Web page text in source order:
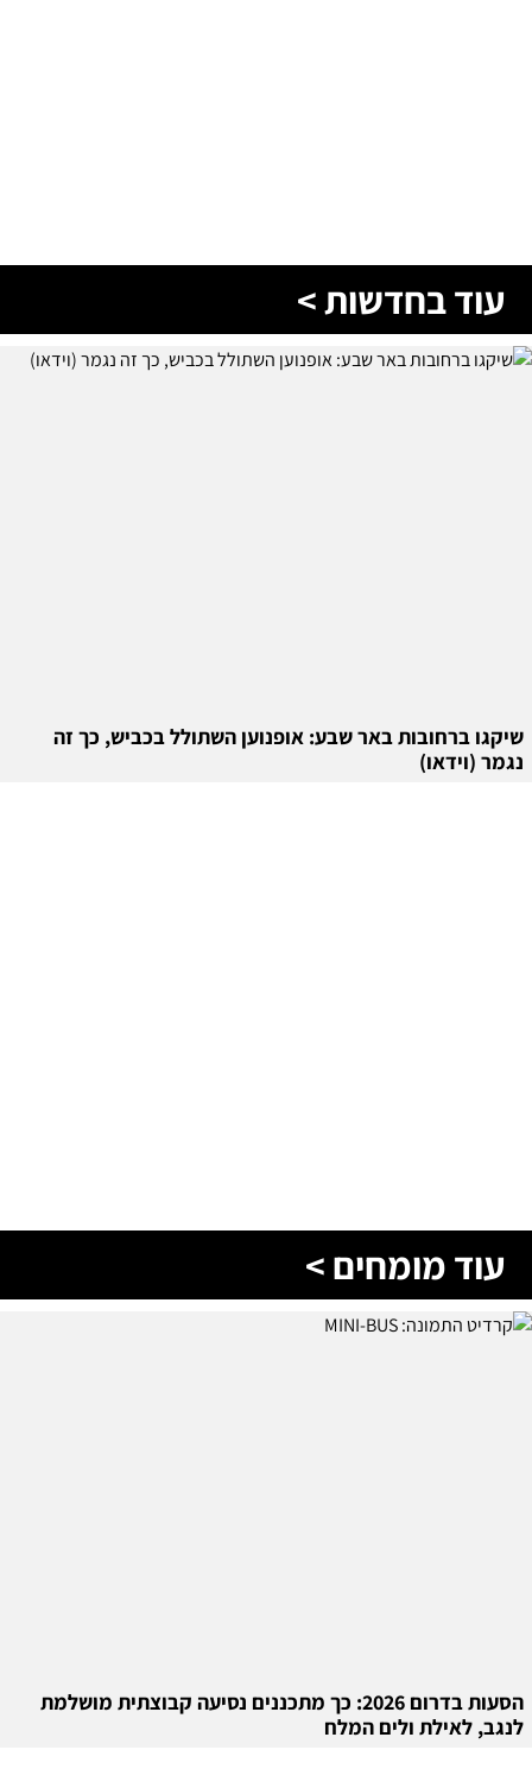
עוד בחדשות >
שיקגו ברחובות באר שבע: אופנוען השתולל בכביש, כך זה
נגמר (וידאו)
עוד מומחים >
הסעות בדרום 2026: כך מתכננים נסיעה קבוצתית מושלמת
לנגב, לאילת ולים המלח